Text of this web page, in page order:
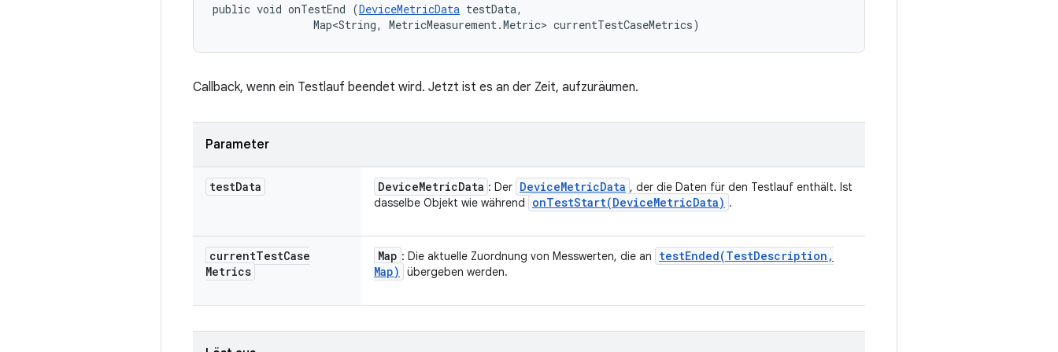
public void onTestEnd (DeviceMetricData testData,
                Map<String, MetricMeasurement.Metric> currentTestCaseMetrics)
Callback, wenn ein Testlauf beendet wird. Jetzt ist es an der Zeit, aufzuräumen.
Parameter
testData DeviceMetricData : Der DeviceMetricData , der die Daten für den Testlauf enthält. Ist
dasselbe Objekt wie während
onTestStart(DeviceMetricData) .
currentTestCase
Metrics
Map : Die aktuelle Zuordnung von Messwerten, die an testEnded(TestDescription ,
Map)
übergeben werden.